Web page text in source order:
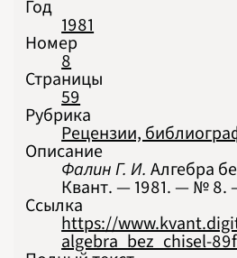
Год
1981
Номер
8
Страницы
59
Рубрика
Рецензии,
Описание
Фалин Г. И. Алгебра
Квант. — 1981. — № 8.
Ссылка
https://
algebra_bez_chisel-